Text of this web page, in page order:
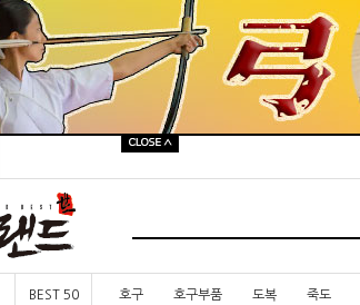
BEST 50 호구 호구부품 도복 죽도